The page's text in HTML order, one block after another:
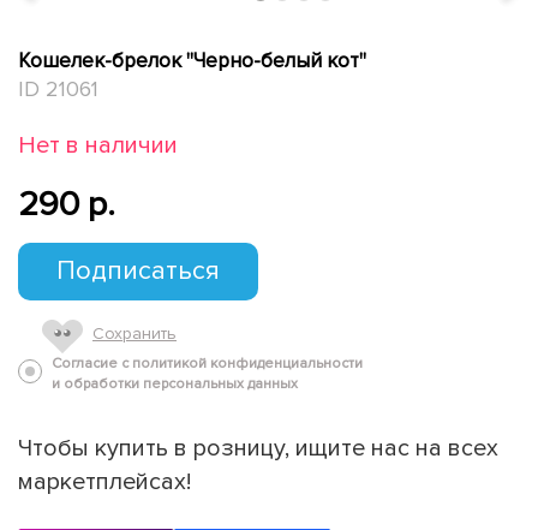
Кошелек-брелок "Черно-белый кот"
ID 21061
Нет в наличии
290 p.
Подписаться
Сохранить
Согласие с политикой конфиденциальности
и обработки персональных данных
Чтобы купить в розницу, ищите нас на всех
маркетплейсах!